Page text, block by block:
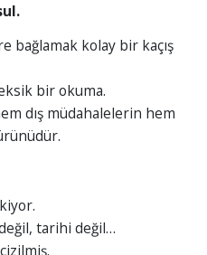
bağlamak kolay bir kaçış
bir okuma.
dış müdahalelerin hem
tarihi değil…